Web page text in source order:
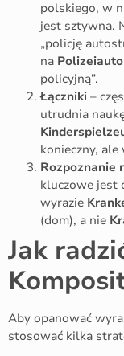
polskiego, w
jest sztywna.
„policję
na
policyjną”.
Łączniki –
utrudnia
konieczny, ale
Rozpoznanie
kluczowe jest
wyrazie
(dom), a nie
Jak
Aby opanować
stosować kilka